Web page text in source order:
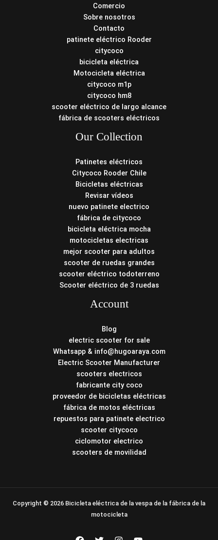
Comercio
Sobre nosotros
Contacto
patinete eléctrico Rooder
citycoco
bicicleta eléctrica
Motocicleta eléctrica
citycoco m1p
citycoco hm8
scooter eléctrico de largo alcance
fábrica de scooters eléctricos
Our Collection
Patinetes eléctricos
Citycoco Rooder Chile
Bicicletas eléctricas
Revisar vídeos
nuevo patinete electrico
fábrica de citycoco
bicicleta eléctrica mocha
motocicletas electricas
mejor scooter para adultos
scooter de ruedas grandes
scooter eléctrico todoterreno
Scooter eléctrico de 3 ruedas
Account
Blog
electric scooter for sale
Whatsapp & info@hugoaraya.com
Electric Scooter Manufacturer
scooters electricos
fabricante city coco
proveedor de bicicletas eléctricas
fábrica de motos eléctricas
repuestos para patinete electrico
scooter citycoco
ciclomotor electrico
scooters de movilidad
Copyright © 2026 Bicicleta eléctrica de la vespa de la fábrica de la
motocicleta